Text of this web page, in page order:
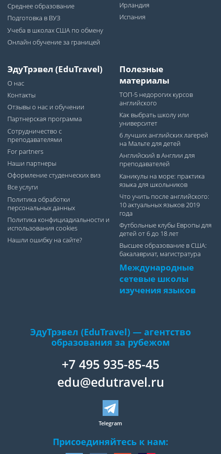
Среднее образование
Подготовка в ВУЗ
Учеба в школах США по обмену
Онлайн обучение за границей
Ирландия
Испания
ЭдуТрэвел (EduTravel)
О нас
Контакты
Отзывы о нас и обучении
Партнерская программа
Сотрудничество с
преподавателями
For partners
Наши партнеры
Оформление студенческих виз
Все услуги
Политика обработки
персональных данных
Политика конфициадиальности и
использования cookies
Нашли ошибку на сайте?
Полезные
материалы
ТОП-5 недорогих курсов
английского
Как выбрать школу или
университет
6 лучших английских лагерей
на Мальте для детей
Английский в Англии для
преподавателей
Каникулы на море: практика
языка для школьников
Что учить после английского:
10 актуальных языков 2019
года
Футбольные клубы Европы для
детей от 6 до 18 лет
Высшее образование в США:
бакалавриат, магистратура
Международные
сетевые школы
изучения языков
ЭдуТрэвел (EduTravel) — агентство
образования за рубежом
+7 495 935-85-45
edu@edutravel.ru
Telegram
Присоединяйтесь к нам: